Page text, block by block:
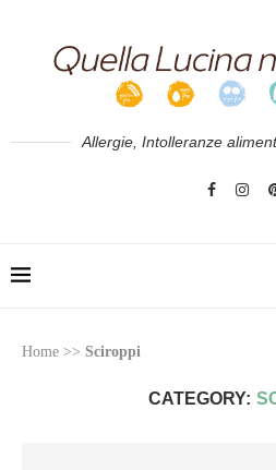
Allergie, Intolleranze
Home >> Sciroppi
CATEGORY: